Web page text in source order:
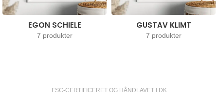
EGON SCHIELE
7 produkter
GUSTAV KLIMT
7 produkter
FSC-CERTIFICERET OG HÅNDLAVET I DK